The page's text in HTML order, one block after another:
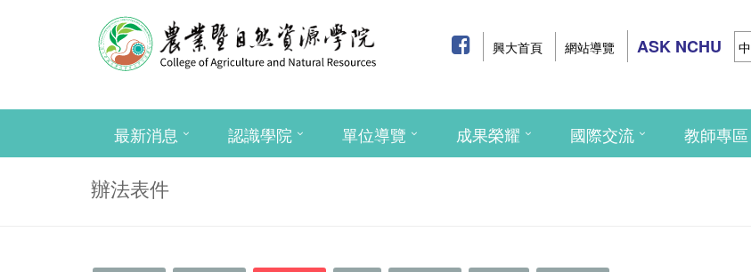
興大首頁 網站導覽 ASK NCHU 中
最新消息 認識學院 單位導覽 成果榮耀 國際交流 教師專區
辦法表件